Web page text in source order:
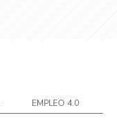
EMPLEO 4.0